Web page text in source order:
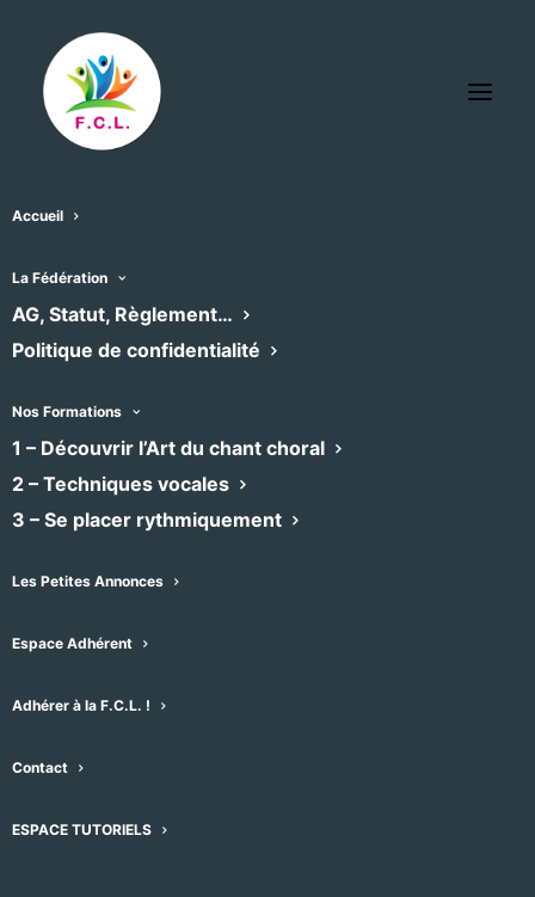
Accueil
La Fédération
AG, Statut, Règlement…
Politique de confidentialité
Nos Formations
1 – Découvrir l’Art du chant choral
2 – Techniques vocales
3 – Se placer rythmiquement
Les Petites Annonces
Espace Adhérent
Adhérer à la F.C.L. !
Contact
ESPACE TUTORIELS
« Tous les Évènements
Cicada Chœur Étudiant
– D’un Monde à l’Autre